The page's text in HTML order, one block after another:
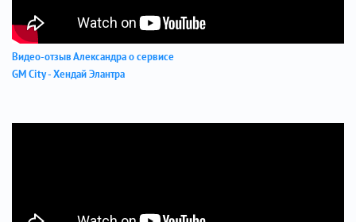
Видео-отзыв Александра о сервисе
GM City - Хендай Элантра